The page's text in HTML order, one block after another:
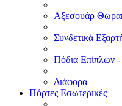
Αξεσουάρ
Συνδετικά
Πόδια Επίπλων -
Διάφορα
Πόρτες Εσωτερικές